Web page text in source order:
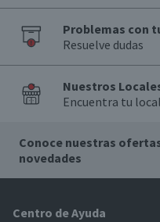
Problemas con
Resuelve dudas
Nuestros
Encuentra tu
Conoce nuestras
novedades
Centro de Ayuda